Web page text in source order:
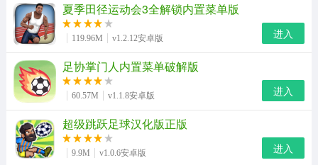
夏季田径运动会3全解锁内置菜单版
119.96M v1.2.12安卓版 进入
足协掌门人内置菜单破解版
60.57M v1.1.8安卓版 进入
超级跳跃足球汉化版正版
9.9M v1.0.6安卓版 进入